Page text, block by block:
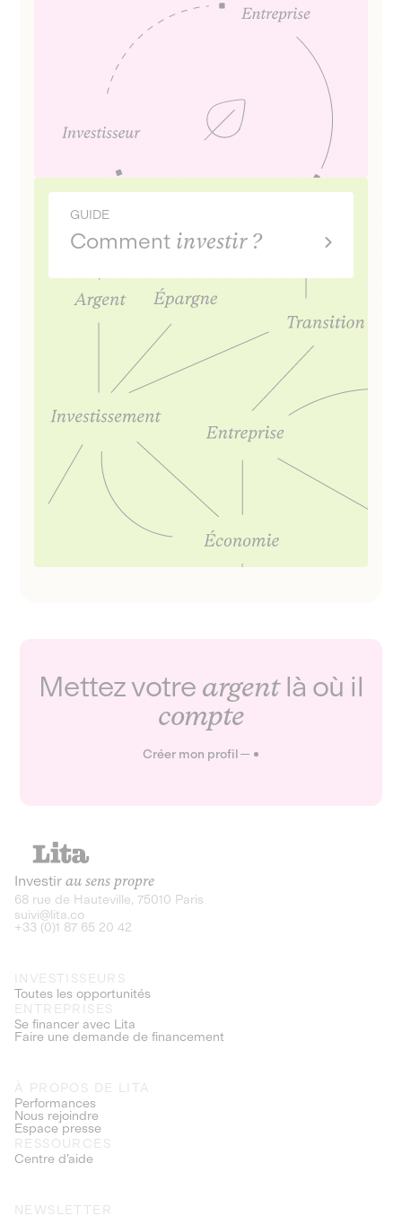
GUIDE
Comment investir ?
Mettez votre argentlà où il
compte
Créer mon profil
Investir au sens propre
68 rue de Hauteville, 75010 Paris
suivi@lita.co
+33 (0)1 87 65 20 42
INVESTISSEURS
Toutes les opportunités
ENTREPRISES
Se financer avec Lita
Faire une demande de financement
À PROPOS DE LITA
Performances
Nous rejoindre
Espace presse
RESSOURCES
Centre d’aide
NEWSLETTER